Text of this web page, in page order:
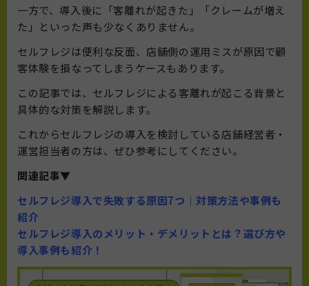
一方で、導入後に「客離れが起きた」「クレームが増え
た」といった声も少なくありません。
セルフレジは便利な反面、店舗側の運用ミスが原因で顧
客体験を損なってしまうケースもあります。
この記事では、セルフレジによる客離れが起こる背景と
具体的な対策を解説します。
これからセルフレジの導入を検討している店舗経営者・
運営担当者の方は、ぜひ参考にしてください。
関連記事▼
セルフレジ導入で失敗する原因7つ｜対策方法や事例も
紹介
セルフレジ導入のメリット・デメリットとは？選び方や
導入事例も紹介！